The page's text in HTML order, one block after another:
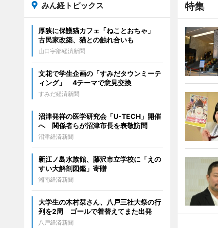
特集
みん経トピックス
厚狭に保護猫カフェ「ねことおちゃ」
古民家改築、猫との触れ合いも
山口宇部経済新聞
文花で学生企画の「すみだタウンミーテ
ィング」 4テーマで意見交換
すみだ経済新聞
沼津発祥の医学研究会「U-TECH」開催
へ 関係者らが沼津市長を表敬訪問
沼津経済新聞
新江ノ島水族館、藤沢市立学校に「えの
すい大解剖図鑑」寄贈
湘南経済新聞
大学生の木村栞さん、八戸三社大祭の行
列を2周 ゴールで着替えてまた出発
八戸経済新聞